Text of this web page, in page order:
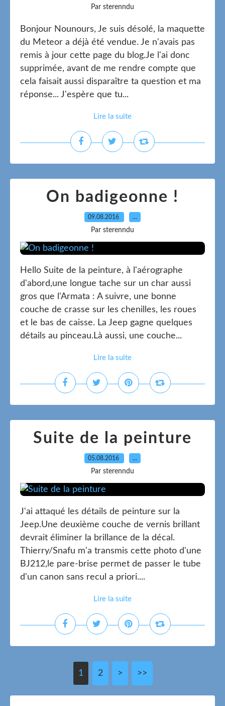
Par sterenndu
Bonjour Nounours, Je suis désolé, la maquette
du Meteor a déjà été vendue. Je n'avais pas
remis à jour cette page du blog.Je l'ai donc
supprimée, avant de me rendre compte que
cela faisait aussi disparaître ta question et ma
réponse... J'espère que tu...
Lire la suite
On badigeonne !
09.08.2016 …
Par sterenndu
Hello Suite de la peinture, à l'aérographe
d'abord,une longue tache sur un char aussi
gros que l'Armata : A suivre, une bonne
couche de crasse sur les chenilles, les roues
et le bas de caisse. La Jeep gagne quelques
détails au pinceau.Là aussi, une couche...
Lire la suite
Suite de la peinture
05.08.2016 …
Par sterenndu
J'ai attaqué les détails de peinture sur la
Jeep.Une deuxième couche de vernis brillant
devrait éliminer la brillance de la décal.
Thierry/Snafu m'a transmis cette photo d'une
BJ212,le pare-brise permet de passer le tube
d'un canon sans recul a priori....
Lire la suite
1 2 > >>